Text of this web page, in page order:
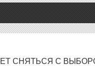
СНЯТЬСЯ С